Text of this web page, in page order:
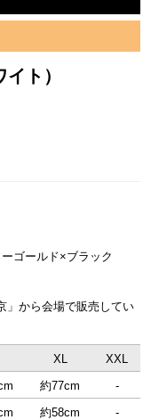
ト）
ゴールド×ブラック
」から会場で販売してい
XL
XXL
約77cm
-
約58cm -